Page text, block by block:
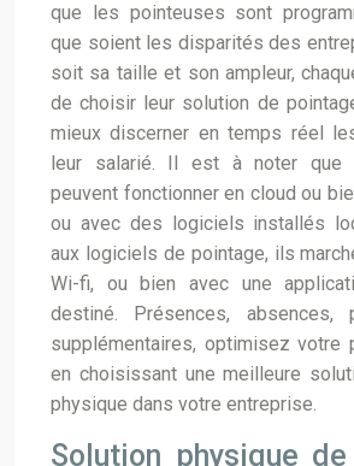
que les pointeuses sont
que soient les disparités des
soit sa taille et son ampleur,
de choisir leur solution de
mieux discerner en temps réel
leur salarié. Il est à noter que
peuvent fonctionner en cloud ou
ou avec des logiciels installés
aux logiciels de pointage, ils
Wi-fi, ou bien avec une
destiné. Présences, absences,
supplémentaires, optimisez votre
en choisissant une meilleure
physique dans votre entreprise.
Solution physique